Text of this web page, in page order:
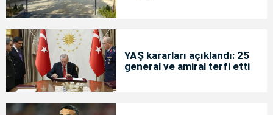
YAŞ kararları açıklandı: 25
general ve amiral terfi etti